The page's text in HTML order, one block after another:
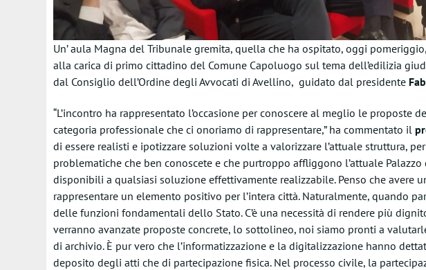
Un’ aula Magna del Tribunale gremita, quella che ha ospitato, oggi
alla carica di primo cittadino del Comune Capoluogo sul tema dell’edilizia
dal Consiglio dell’Ordine degli Avvocati di Avellino, guidato dal presidente
“L’incontro ha rappresentato l’occasione per conoscere al meglio le proposte
categoria professionale che ci onoriamo di rappresentare,” ha commentato il
di essere realisti e ipotizzare soluzioni volte a valorizzare l’attuale struttura,
problematiche che ben conoscete e che purtroppo affliggono l’attuale
disponibili a qualsiasi soluzione effettivamente realizzabile. Penso che avere
rappresentare un elemento positivo per l’intera città. Naturalmente, quando
delle funzioni fondamentali dello Stato. C’è una necessità di rendere più
verranno avanzate proposte concrete, lo sottolineo, noi siamo pronti a
di archivio. È pur vero che l’informatizzazione e la digitalizzazione hanno
deposito degli atti che di partecipazione fisica. Nel processo civile, la